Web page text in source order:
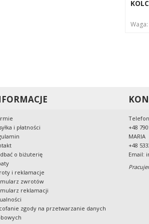
Waga:
i płatności
dbać o biżuterię
i reklamacje
zwrotów
reklamacji
zgody na przetwarzanie danych
+48
MARIA
+48
Email: